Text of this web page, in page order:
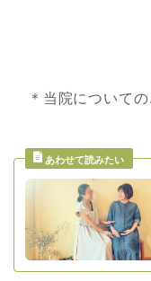
＊当院について